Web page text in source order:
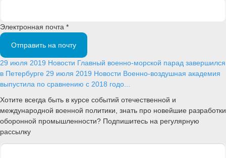
Электронная почта *
Отправить на почту
29 июля 2019 Новости Главный военно-морской парад завершился
в Петербурге 29 июля 2019 Новости Военно-воздушная академия
выпустила по сравнению с 2018 годо...
Хотите всегда быть в курсе событий отечественной и
международной военной политики, знать про новейшие разработки
оборонной промышленности? Подпишитесь на регулярную
рассылку